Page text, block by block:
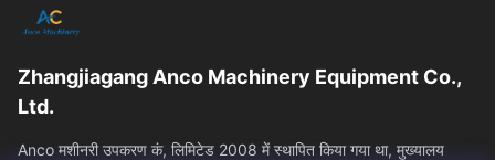
Zhangjiagang Anco Machinery Equipment Co.,
Ltd.
Anco मशीनरी उपकरण कं, लिमिटेड 2008 में स्थापित किया गया था, मुख्यालय